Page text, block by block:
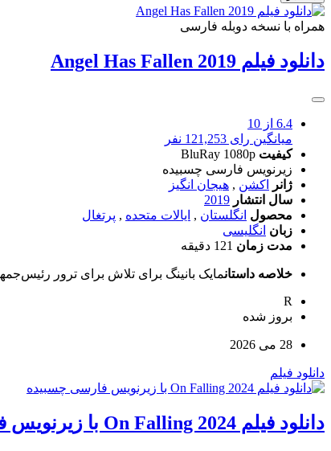
همراه با نسخه دوبله فارسی
دانلود فیلم Angel Has Fallen 2019
6.4 از 10
میانگین رای 121,253 نفر
کیفیت BluRay 1080p
زیرنویس فارسی چسبیده
ژانر
اکشن , هیجان انگیز
سال انتشار 2019
محصول انگلستان , ایالات متحده , پرتغال
زبان انگلیسی
مدت زمان 121 دقیقه
خلاصه داستانمایک بانینگ برای تلاش برای ترور
R
بروز‌ شده
28 می 2026
دانلود فیلم
دانلود فیلم On Falling 2024 با زیرنویس فارسی چسبیده